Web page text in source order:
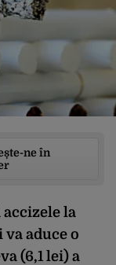
ne în
accizele la
aduce o
(6,1 lei) a